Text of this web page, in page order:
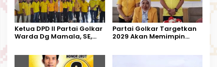
Ketua DPD II Partai Golkar
Warda Dg Mamala, SE,
Kecamatan Petbar
Partai Golkar Targetkan
2029 Akan Memimpin